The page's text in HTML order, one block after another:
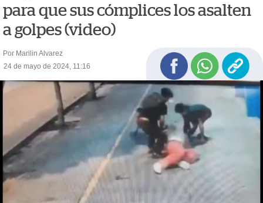
para que sus cómplices los asalten
a golpes (video)
Por Marilin Alvarez
24 de mayo de 2024, 11:16